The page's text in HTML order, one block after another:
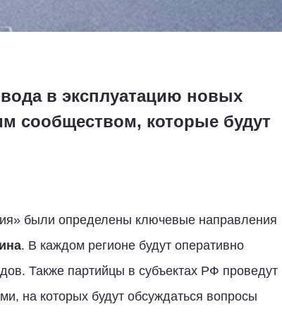
в эксплуатацию новых
сообществом, которые будут
были определены ключевые направления
. В каждом регионе будут оперативно
Также партийцы в субъектах РФ проведут
на которых будут обсуждаться вопросы